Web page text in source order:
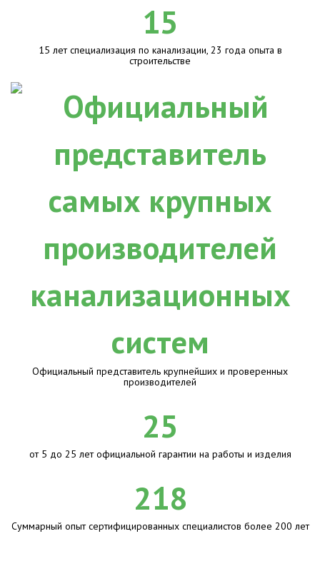
15
15 лет специализация по канализации, 23 года опыта в
строительстве
Официальный представитель крупнейших и проверенных
производителей
25
от 5 до 25 лет официальной гарантии на работы и изделия
218
Суммарный опыт сертифицированных специалистов более 200 лет